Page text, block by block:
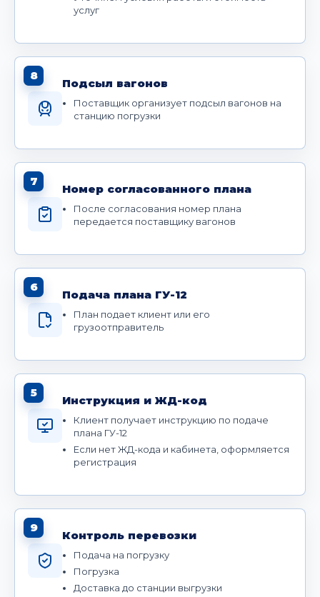
услуг
8
Подсыл вагонов
Поставщик организует подсыл вагонов на
станцию погрузки
7
Номер согласованного плана
После согласования номер плана
передается поставщику вагонов
6
Подача плана ГУ-12
План подает клиент или его
грузоотправитель
5
Инструкция и ЖД-код
Клиент получает инструкцию по подаче
плана ГУ-12
Если нет ЖД-кода и кабинета, оформляется
регистрация
9
Контроль перевозки
Подача на погрузку
Погрузка
Доставка до станции выгрузки